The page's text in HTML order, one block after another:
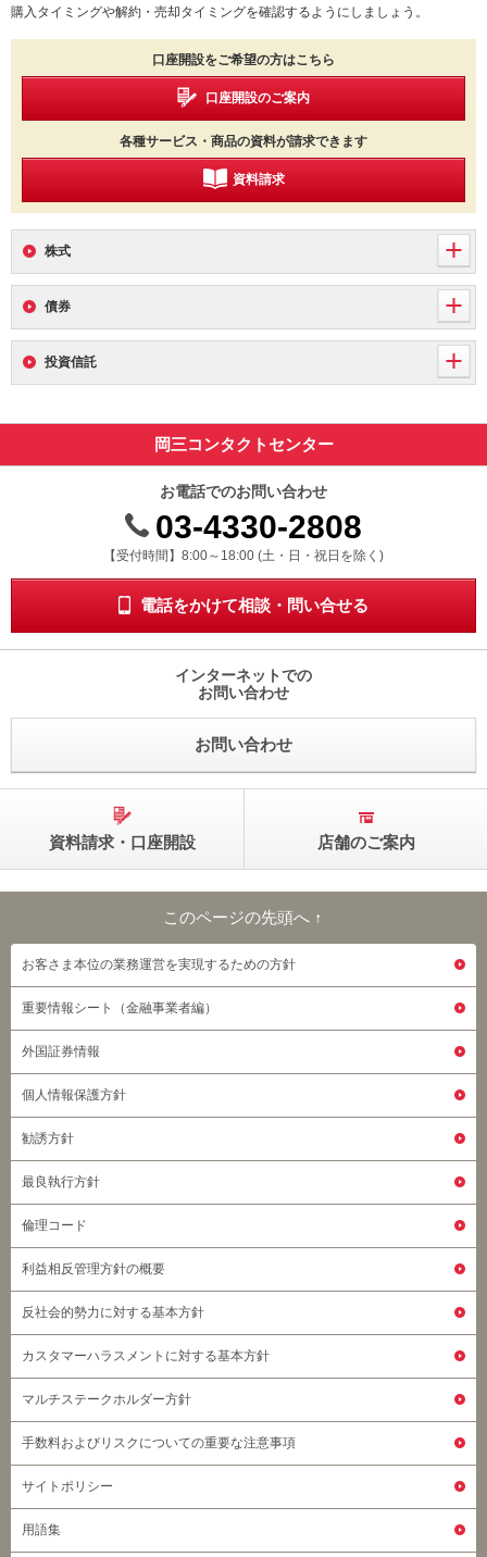
購入タイミングや解約・売却タイミングを確認するようにしましょう。
口座開設をご希望の方はこちら
口座開設のご案内
各種サービス・商品の資料が請求できます
資料請求
株式
債券
投資信託
岡三コンタクトセンター
お電話でのお問い合わせ
03-4330-2808
受付時間 8時から18時 ドニチシュクジツを除く
【受付時間】8:00～18:00 (土・日・祝日を除く)
電話をかけて相談・問い合せる
インターネットでの
お問い合わせ
お問い合わせ
資料請求・口座開設 店舗のご案内
このページの先頭へ
このページの先頭へ ↑
お客さま本位の業務運営を実現するための方針
重要情報シート（金融事業者編）
外国証券情報
個人情報保護方針
勧誘方針
最良執行方針
倫理コード
利益相反管理方針の概要
反社会的勢力に対する基本方針
カスタマーハラスメントに対する基本方針
マルチステークホルダー方針
手数料およびリスクについての重要な注意事項
サイトポリシー
用語集